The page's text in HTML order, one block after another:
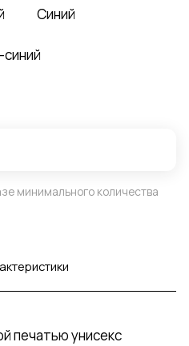
Синий
минимального количества
печатью унисекс